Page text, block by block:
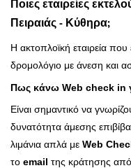
Ποιες εταιρείες
Πειραιάς - Κύθηρα;
Η ακτοπλοϊκή εταιρεία
δρομολόγιο με άνεση και
Πως κάνω Web check in
Είναι σημαντικό να
δυνατότητα άμεσης
λιμάνια απλά με Web
το email της κράτησης από